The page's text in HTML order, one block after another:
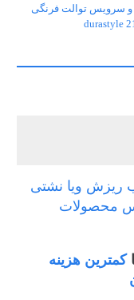
و سرویس توالت فرنگی
ریزش ویا نشتی
محصولات
کمترین هزینه